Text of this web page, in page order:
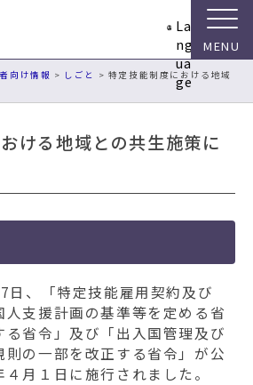
La
ng
ua
ge
向け情報 > しごと > 特定技能制度における地域
ける地域との共生施策に
、「特定技能雇用契約及び
支援計画の基準等を定める省
省令」及び「出入国管理及び
の一部を改正する省令」が公
月１日に施行されました。